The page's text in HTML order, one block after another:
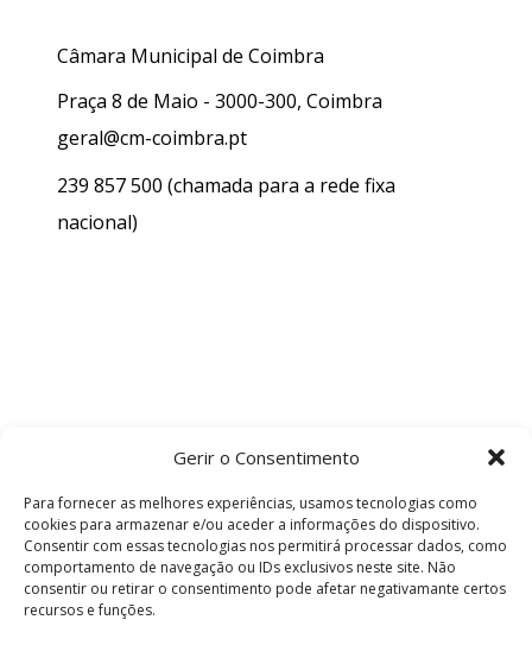
Gerir o Consentimento
Para fornecer as melhores experiências, usamos tecnologias como
cookies para armazenar e/ou aceder a informações do dispositivo.
Consentir com essas tecnologias nos permitirá processar dados, como
comportamento de navegação ou IDs exclusivos neste site. Não
consentir ou retirar o consentimento pode afetar negativamante certos
recursos e funções.
Câmara Municipal de Coimbra
Praça 8 de Maio - 3000-300, Coimbra
geral@cm-coimbra.pt
239 857 500 (chamada para a rede fixa
nacional)